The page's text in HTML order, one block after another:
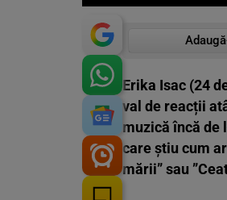
Erika Isac (24
val de reacții
muzică încă de
care știu cum
mării” sau